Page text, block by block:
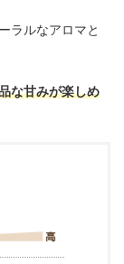
ラルなアロマと
な甘みが楽しめ